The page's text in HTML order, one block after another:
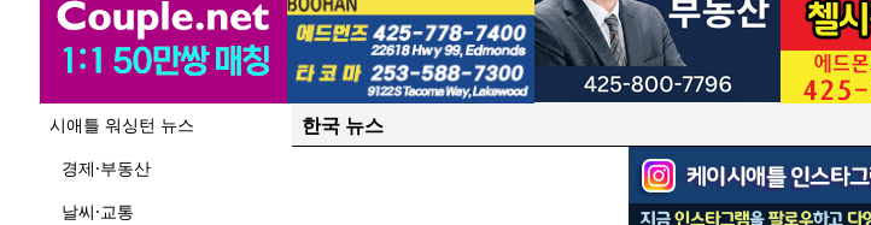
시애틀 워싱턴 뉴스
경제·부동산
날씨·교통
한국 뉴스